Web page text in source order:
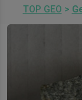
TOP GEO >